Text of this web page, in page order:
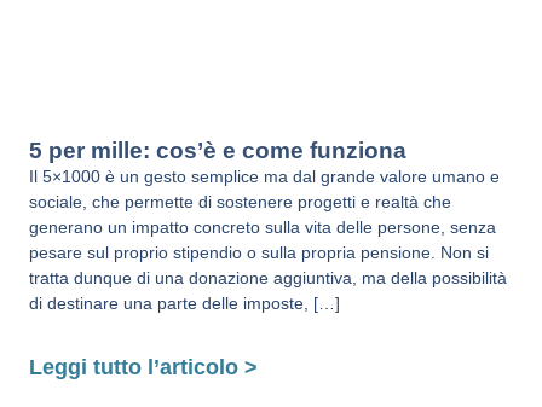
5 per mille: cos’è e come funziona
Il 5×1000 è un gesto semplice ma dal grande valore umano e
sociale, che permette di sostenere progetti e realtà che
generano un impatto concreto sulla vita delle persone, senza
pesare sul proprio stipendio o sulla propria pensione. Non si
tratta dunque di una donazione aggiuntiva, ma della possibilità
di destinare una parte delle imposte, […]
Leggi tutto l’articolo >